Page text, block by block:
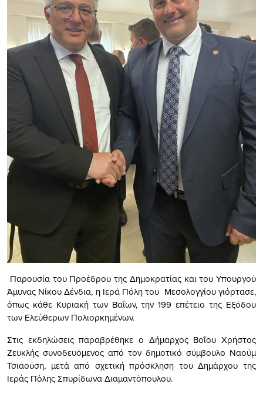
Παρουσία του Προέδρου της Δημοκρατίας και του Υπουργού
Άμυνας Νίκου Δένδια, η Ιερά Πόλη του Μεσολογγίου γιόρτασε,
όπως κάθε Κυριακή των Βαΐων, την 199 επέτειο της Εξόδου
των Ελεύθερων Πολιορκημένων.
Στις εκδηλώσεις παραβρέθηκε ο Δήμαρχος Βοΐου Χρήστος
Ζευκλής συνοδευόμενος από τον δημοτικό σύμβουλο Ναούμ
Τσιαούση, μετά από σχετική πρόσκληση του Δημάρχου της
Ιεράς Πόλης Σπυρίδωνα Διαμαντόπουλου.